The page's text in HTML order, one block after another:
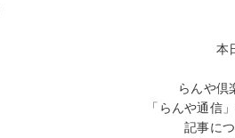
本
らんや倶
「らんや通信
記事に